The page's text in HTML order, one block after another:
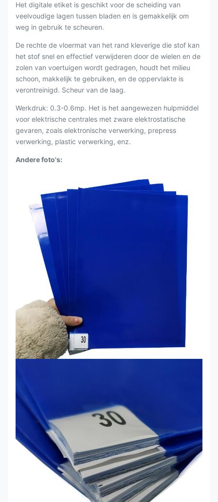
Het digitale etiket is geschikt voor de scheiding van
veelvoudige lagen tussen bladen en is gemakkelijk om
weg in gebruik te scheuren.
De rechte de vloermat van het rand kleverige die stof kan
het stof snel en effectief verwijderen door de wielen en de
zolen van voertuigen wordt gedragen, houdt het milieu
schoon, makkelijk te gebruiken, en de oppervlakte is
verontreinigd. Scheur van de laag.
Werkdruk: 0.3-0.6mp. Het is het aangewezen hulpmiddel
voor elektrische centrales met zware elektrostatische
gevaren, zoals elektronische verwerking, prepress
verwerking, plastic verwerking, enz.
Andere foto's: